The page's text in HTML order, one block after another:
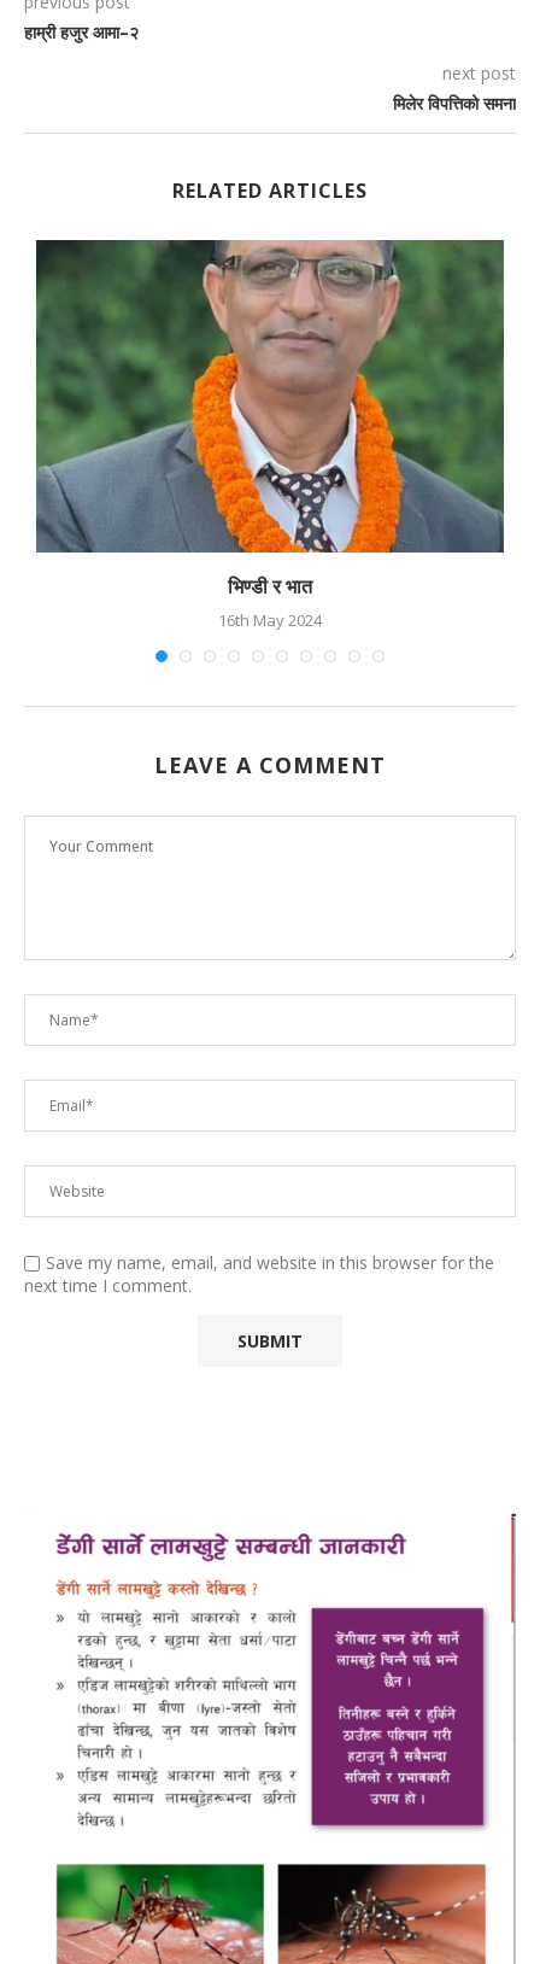
हाम्री हजुर आमा–२
next post
मिलेर विपत्तिको समना
RELATED ARTICLES
भिण्डी र भात
16th May 2024
LEAVE A COMMENT
Save my name, email, and website in this browser for the
next time I comment.